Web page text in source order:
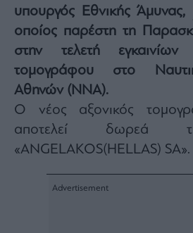
Auto
Life
Style
Υγεία
Architecture
&
Design
Fashion
Watches
υπουργός Εθνικής Άμυνας,
οποίος παρέστη τη
στην τελετή
τομογράφου στο
Αθηνών (ΝΝΑ).
Ο νέος αξονικός
αποτελεί δωρεά
«ANGELAKOS(HELLAS) SA».